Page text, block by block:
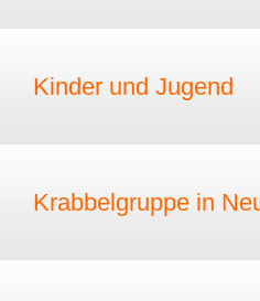
Kinder und Jugend
Krabbelgruppe in